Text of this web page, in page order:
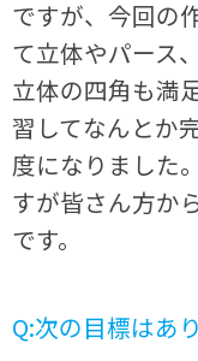
ですが、今回の
て立体やパース
立体の四角も満
習してなんとか
度になりました
すが皆さん方か
です。
Q:次の目標はあ